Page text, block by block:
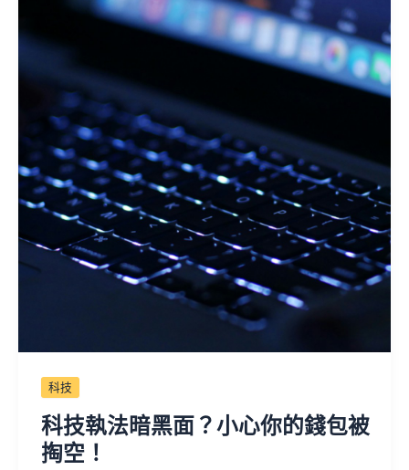
科技
科技執法暗黑面？小心你的錢包被
掏空！